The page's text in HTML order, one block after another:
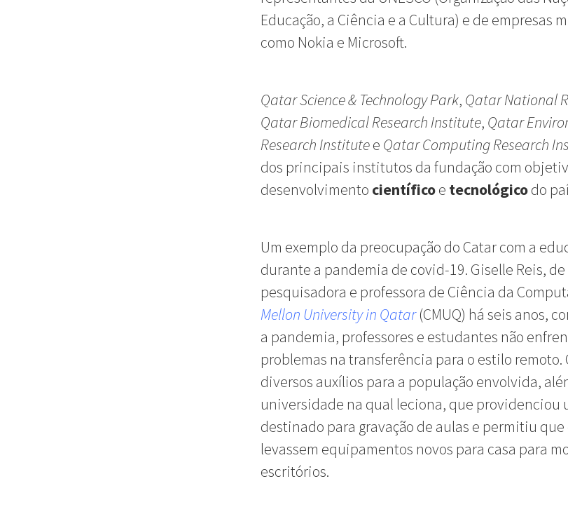
Educação, a Ciência e a Cultura) e de empresas
como Nokia e Microsoft.
Qatar Science & Technology Park, Qatar National
Qatar Biomedical Research Institute, Qatar
Research Institutee Qatar Computing Research
dos principais institutos da fundação com
desenvolvimento científicoe tecnológicodo
Um exemplo da preocupação do Catar com a
durante a pandemia de covid-19. Giselle Reis, de
pesquisadora e professora de Ciência da
Mellon University in Qatar(CMUQ) há seis anos,
a pandemia, professores e estudantes não
problemas na transferência para o estilo remoto.
diversos auxílios para a população envolvida,
universidade na qual leciona, que providenciou
destinado para gravação de aulas e permitiu que
levassem equipamentos novos para casa para
escritórios.